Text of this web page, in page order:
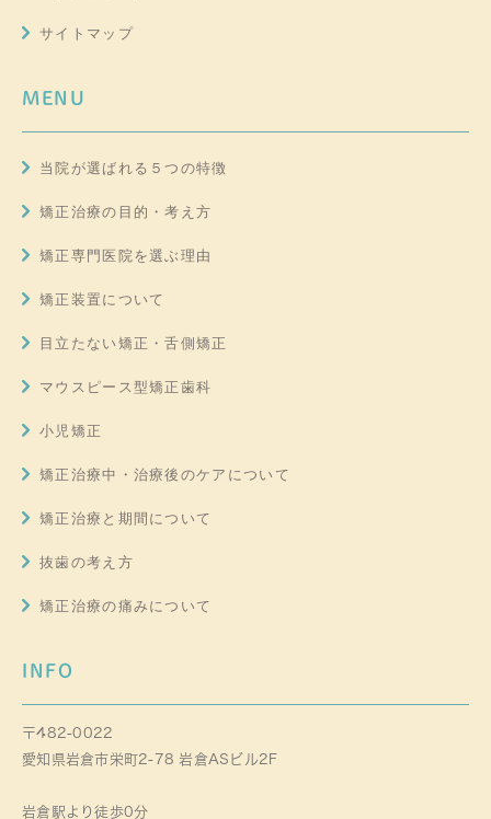
サイトマップ
MENU
当院が選ばれる５つの特徴
矯正治療の目的・考え方
矯正専門医院を選ぶ理由
矯正装置について
目立たない矯正・舌側矯正
マウスピース型矯正歯科
小児矯正
矯正治療中・治療後のケアについて
矯正治療と期間について
抜歯の考え方
矯正治療の痛みについて
INFO
〒482-0022
愛知県岩倉市栄町2-78 岩倉ASビル2F
岩倉駅より徒歩0分